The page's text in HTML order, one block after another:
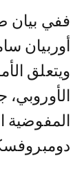
ففي
أوربيان
ويتعلق
المفوضية